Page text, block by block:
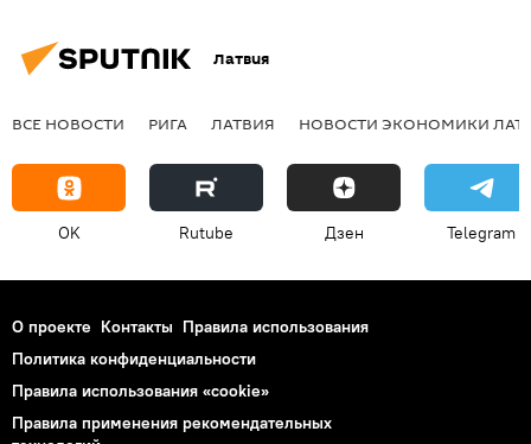
Латвия
ВСЕ НОВОСТИ РИГА ЛАТВИЯ НОВОСТИ ЭКОНОМИКИ
OK Rutube Дзен Telegram
О проекте Контакты Правила использования
Политика конфиденциальности
Правила использования «cookie»
Правила применения рекомендательных